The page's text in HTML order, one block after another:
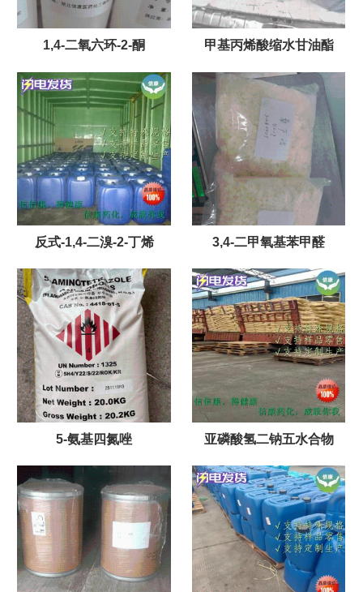
1,4-二氧六环-2-酮 甲基丙烯酸缩水甘油酯
反式-1,4-二溴-2-丁烯 3,4-二甲氧基苯甲醛
5-氨基四氮唑 亚磷酸氢二钠五水合物